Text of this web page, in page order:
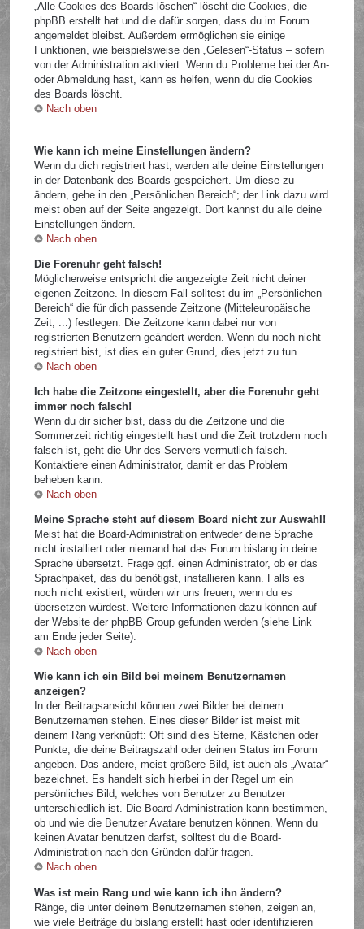
„Alle Cookies des Boards löschen“ löscht die Cookies, die
phpBB erstellt hat und die dafür sorgen, dass du im Forum
angemeldet bleibst. Außerdem ermöglichen sie einige
Funktionen, wie beispielsweise den „Gelesen“-Status – sofern
von der Administration aktiviert. Wenn du Probleme bei der An-
oder Abmeldung hast, kann es helfen, wenn du die Cookies
des Boards löscht.
Nach oben
Wie kann ich meine Einstellungen ändern?
Wenn du dich registriert hast, werden alle deine Einstellungen
in der Datenbank des Boards gespeichert. Um diese zu
ändern, gehe in den „Persönlichen Bereich“; der Link dazu wird
meist oben auf der Seite angezeigt. Dort kannst du alle deine
Einstellungen ändern.
Nach oben
Die Forenuhr geht falsch!
Möglicherweise entspricht die angezeigte Zeit nicht deiner
eigenen Zeitzone. In diesem Fall solltest du im „Persönlichen
Bereich“ die für dich passende Zeitzone (Mitteleuropäische
Zeit, ...) festlegen. Die Zeitzone kann dabei nur von
registrierten Benutzern geändert werden. Wenn du noch nicht
registriert bist, ist dies ein guter Grund, dies jetzt zu tun.
Nach oben
Ich habe die Zeitzone eingestellt, aber die Forenuhr geht
immer noch falsch!
Wenn du dir sicher bist, dass du die Zeitzone und die
Sommerzeit richtig eingestellt hast und die Zeit trotzdem noch
falsch ist, geht die Uhr des Servers vermutlich falsch.
Kontaktiere einen Administrator, damit er das Problem
beheben kann.
Nach oben
Meine Sprache steht auf diesem Board nicht zur Auswahl!
Meist hat die Board-Administration entweder deine Sprache
nicht installiert oder niemand hat das Forum bislang in deine
Sprache übersetzt. Frage ggf. einen Administrator, ob er das
Sprachpaket, das du benötigst, installieren kann. Falls es
noch nicht existiert, würden wir uns freuen, wenn du es
übersetzen würdest. Weitere Informationen dazu können auf
der Website der phpBB Group gefunden werden (siehe Link
am Ende jeder Seite).
Nach oben
Wie kann ich ein Bild bei meinem Benutzernamen
anzeigen?
In der Beitragsansicht können zwei Bilder bei deinem
Benutzernamen stehen. Eines dieser Bilder ist meist mit
deinem Rang verknüpft: Oft sind dies Sterne, Kästchen oder
Punkte, die deine Beitragszahl oder deinen Status im Forum
angeben. Das andere, meist größere Bild, ist auch als „Avatar“
bezeichnet. Es handelt sich hierbei in der Regel um ein
persönliches Bild, welches von Benutzer zu Benutzer
unterschiedlich ist. Die Board-Administration kann bestimmen,
ob und wie die Benutzer Avatare benutzen können. Wenn du
keinen Avatar benutzen darfst, solltest du die Board-
Administration nach den Gründen dafür fragen.
Nach oben
Was ist mein Rang und wie kann ich ihn ändern?
Ränge, die unter deinem Benutzernamen stehen, zeigen an,
wie viele Beiträge du bislang erstellt hast oder identifizieren